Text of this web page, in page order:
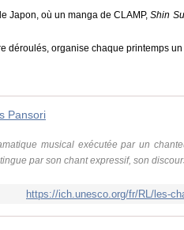
Japon, où un manga de CLAMP,Shin
déroulés, organise chaque printemps
Pansori
musical exécutée par un
par son chant expressif, son
https://ich.unesco.org/fr/RL/les-